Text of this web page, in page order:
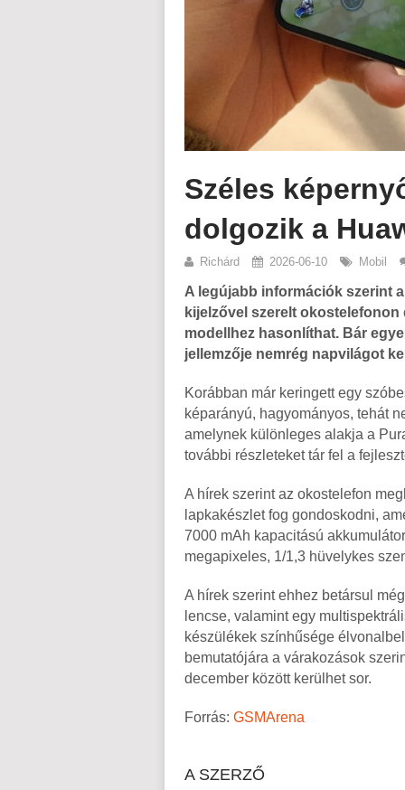
Széles
dolgozik a
Richárd 2026-06-10 Mobil
A legújabb információk szerint
kijelzővel szerelt
modellhez hasonlíthat. Bár
jellemzője nemrég napvilágot
Korábban már keringett egy
képarányú, hagyományos, tehát
amelynek különleges alakja a
további részleteket tár fel a
A hírek szerint az okostelefon
lapkakészlet fog gondoskodni,
7000 mAh kapacitású
megapixeles, 1/1,3 hüvelykes
A hírek szerint ehhez betársul
lencse, valamint egy
készülékek színhűsége
bemutatójára a várakozások
december között kerülhet sor.
Forrás: GSMArena
A SZERZŐ